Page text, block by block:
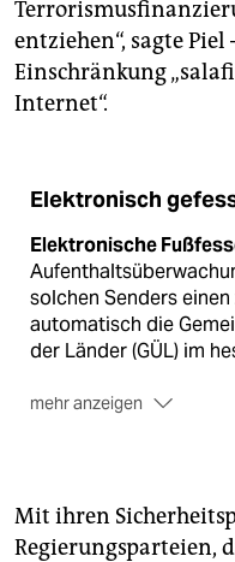
entziehen“, sagte
Einschränkung
Internet“.
Elektronisch
Elektronische
solchen Senders
automatisch die
der Länder (GÜL) im
mehr anzeigen
Sexualstraftätern.
Verbrechen
Mit ihren
Regierungsparteien,